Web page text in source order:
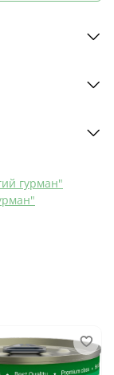
гурман"